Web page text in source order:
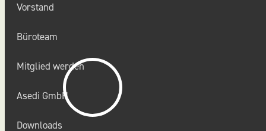
Vorstand
Büroteam
Mitglied werden
Asedi GmbH
Downloads